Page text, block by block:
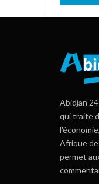
Abidjan
qui traite
Afrique
permet